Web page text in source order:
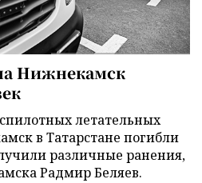
Нижнекамск
летательных
в Татарстане погибли
различные ранения,
Радмир Беляев.